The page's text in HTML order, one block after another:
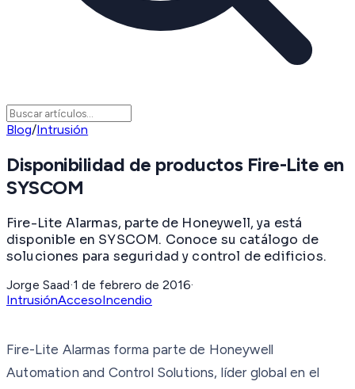
Blog/Intrusión
Disponibilidad de productos Fire-Lite en
SYSCOM
Fire-Lite Alarmas, parte de Honeywell, ya está
disponible en SYSCOM. Conoce su catálogo de
soluciones para seguridad y control de edificios.
Jorge Saad·1 de febrero de 2016·
IntrusiónAccesoIncendio
Fire-Lite Alarmas forma parte de Honeywell
Automation and Control Solutions, líder global en el